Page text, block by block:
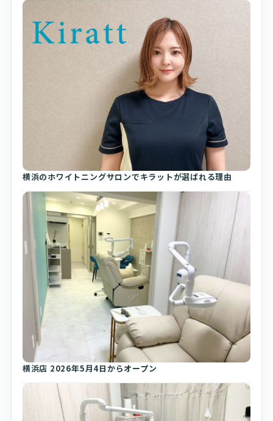
横浜のホワイトニングサロンでキラットが選ばれる理由
横浜店 2026年5月4日からオープン